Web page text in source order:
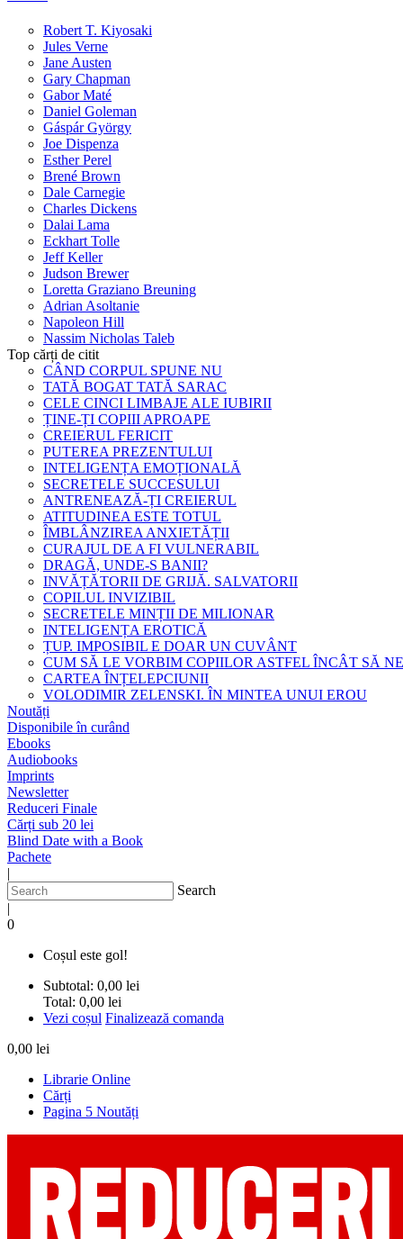
Robert T. Kiyosaki
Jules Verne
Jane Austen
Gary Chapman
Gabor Maté
Daniel Goleman
Gáspár György
Joe Dispenza
Esther Perel
Brené Brown
Dale Carnegie
Charles Dickens
Dalai Lama
Eckhart Tolle
Jeff Keller
Judson Brewer
Loretta Graziano Breuning
Adrian Asoltanie
Napoleon Hill
Nassim Nicholas Taleb
Top cărți de citit
CÂND CORPUL SPUNE NU
TATĂ BOGAT TATĂ SARAC
CELE CINCI LIMBAJE ALE IUBIRII
ȚINE-ȚI COPIII APROAPE
CREIERUL FERICIT
PUTEREA PREZENTULUI
INTELIGENȚA EMOȚIONALĂ
SECRETELE SUCCESULUI
ANTRENEAZĂ-ȚI CREIERUL
ATITUDINEA ESTE TOTUL
ÎMBLÂNZIREA ANXIETĂȚII
CURAJUL DE A FI VULNERABIL
DRAGĂ, UNDE-S BANII?
INVĂȚĂTORII DE GRIJĂ. SALVATORII
COPILUL INVIZIBIL
SECRETELE MINȚII DE MILIONAR
INTELIGENȚA EROTICĂ
ȚUP. IMPOSIBIL E DOAR UN CUVÂNT
CUM SĂ LE VORBIM COPIILOR ASTFEL ÎNCÂT SĂ
CARTEA ÎNȚELEPCIUNII
VOLODIMIR ZELENSKI. ÎN MINTEA UNUI EROU
Noutăți
Disponibile în curând
Ebooks
Audiobooks
Imprints
Newsletter
Reduceri Finale
Cărți sub 20 lei
Blind Date with a Book
Pachete
|
Search
|
0
Coșul este gol!
Subtotal: 0,00 lei
Total: 0,00 lei
Vezi coșul Finalizează comanda
0,00 lei
Librarie Online
Cărți
Pagina 5 Noutăți